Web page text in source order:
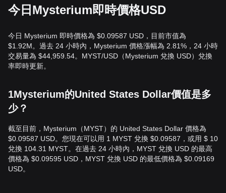
今日Mysterium即時價格USD
今日 Mysterium 即時價格為 $0.09587 USD，目前市值為
$1.92M。過去 24 小時內，Mysterium 價格漲幅為 2.81%，24 小時
交易量為 $44,959.54。MYST/USD（Mysterium 兌換 USD）兌換
率即時更新。
1Mysterium的United States Dollar價值是多
少？
截至目前，Mysterium（MYST）的 United States Dollar 價格為
$0.09587 USD。您現在可以用 1 MYST 兌換 $0.09587，或用 $ 10
兌換 104.31 MYST。在過去 24 小時內，MYST 兌換 USD 的最高
價格為 $0.09595 USD，MYST 兌換 USD 的最低價格為 $0.09169
USD。